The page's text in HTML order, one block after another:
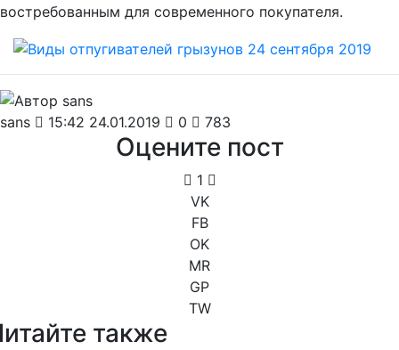
востребованным для современного покупателя.
sans 15:42 24.01.2019 0 783
Оцените пост
1
VK
FB
OK
MR
GP
TW
также